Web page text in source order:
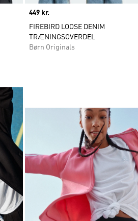
Price
449 kr.
FIREBIRD LOOSE DENIM
TRÆNINGSOVERDEL
Børn Originals